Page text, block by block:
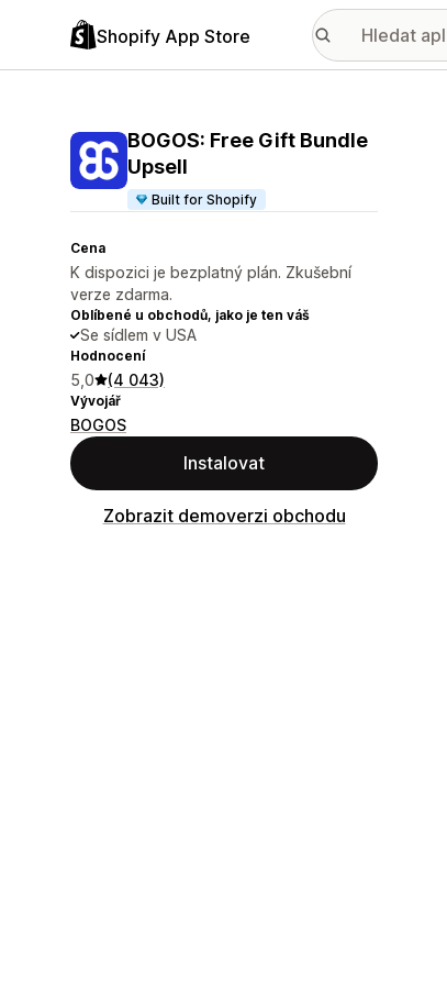
Shopify App Store
BOGOS: Free Gift Bundle
Upsell
Built for Shopify
Cena
K dispozici je bezplatný plán. Zkušební
verze zdarma.
Oblíbené u obchodů, jako je ten váš
Se sídlem v USA
Hodnocení
5,0 (4 043)
Vývojář
BOGOS
Instalovat
Zobrazit demoverzi obchodu